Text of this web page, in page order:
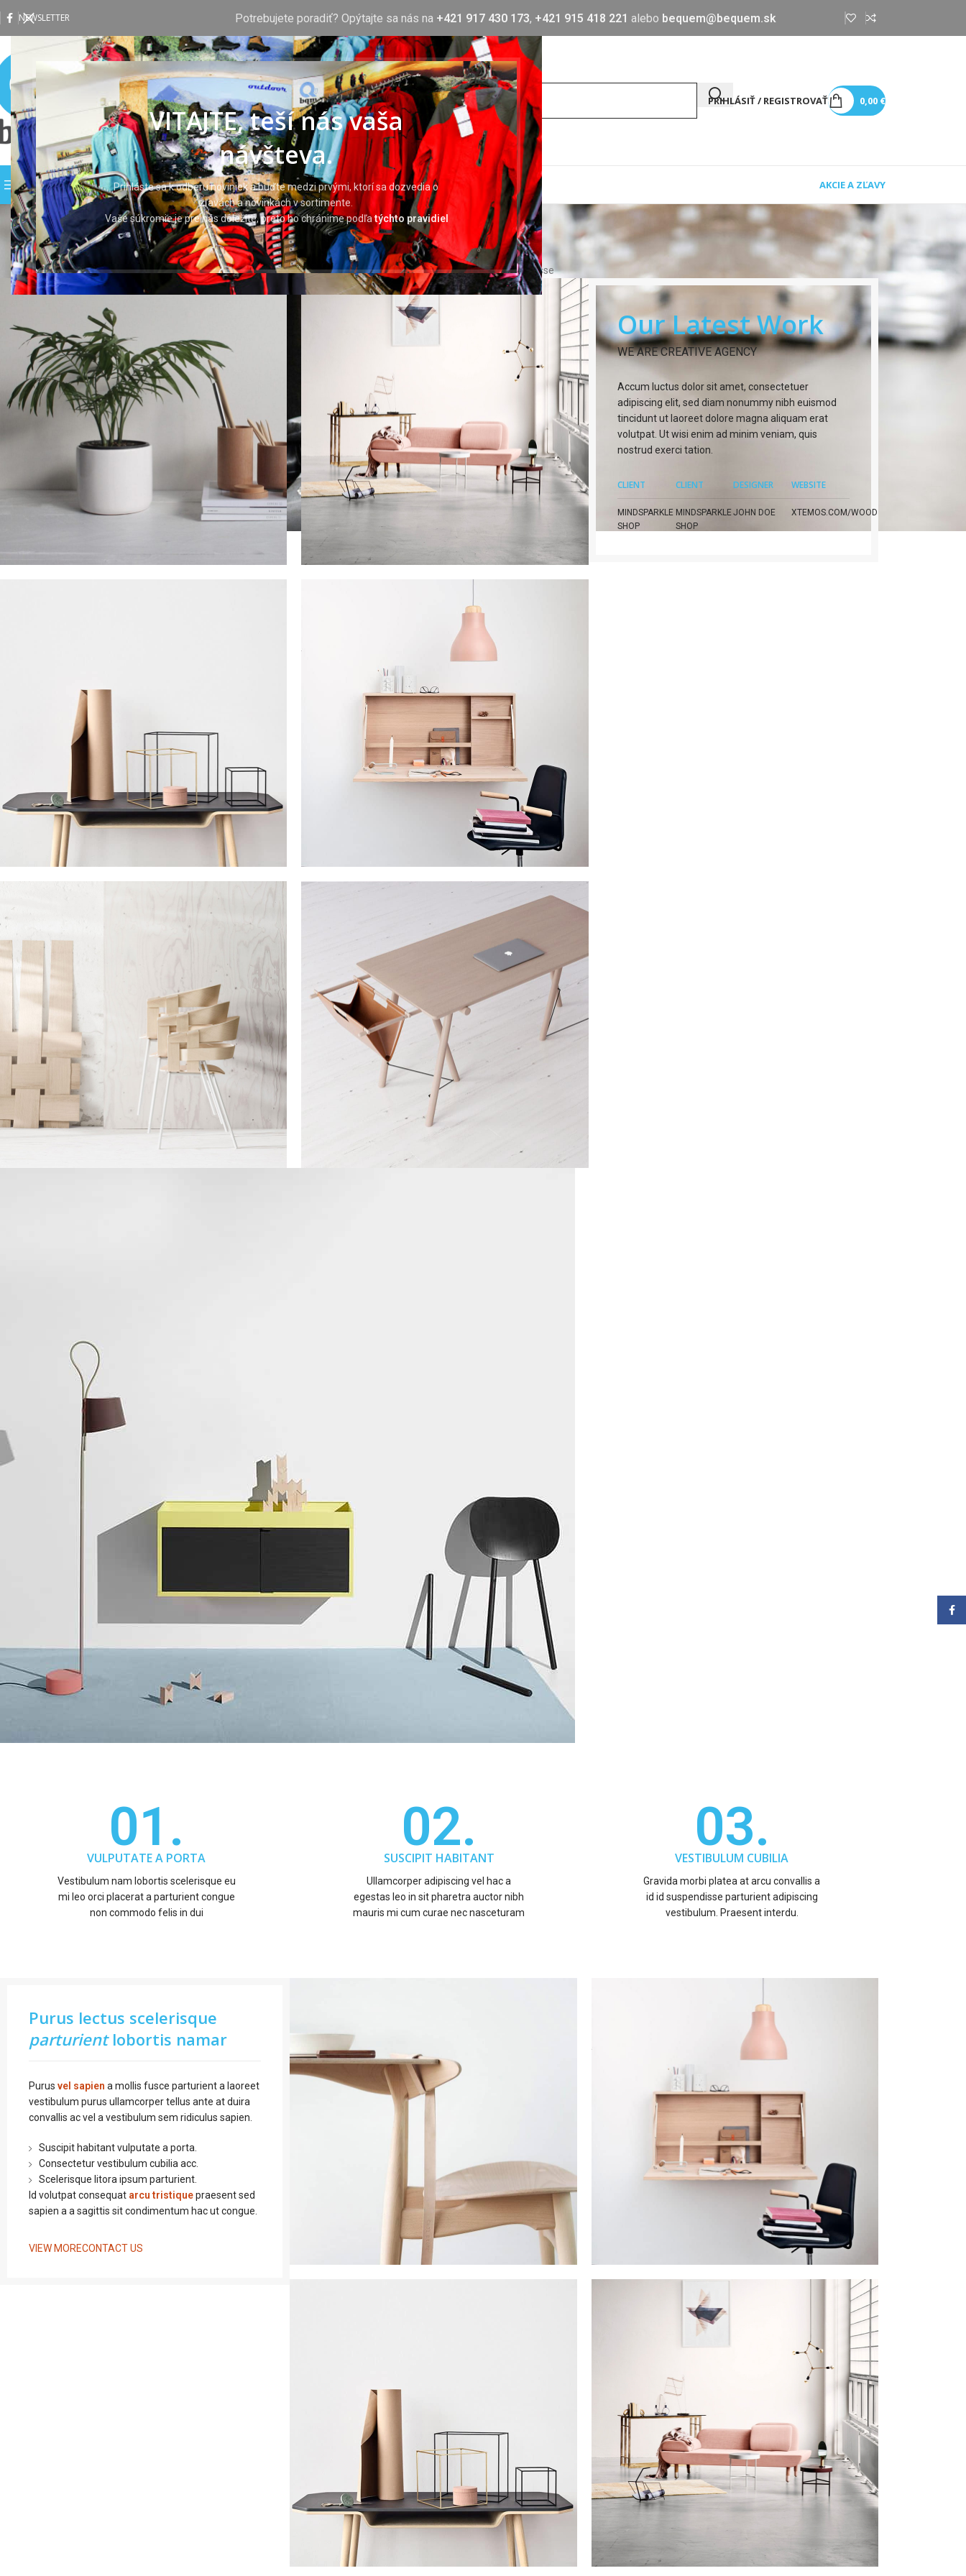
VITAJTE, teší nás vaša
návšteva.
Prihláste sa k odberu noviniek a buďte medzi prvými, ktorí sa dozvedia o
zľavách a novinkách v sortimente.
Vaše súkromie je pre nás dôležité, preto ho chránime podľatýchto pravidiel
NEWSLETTER Potrebujete poradiť? Opýtajte sa nás na +421 917 430 173, +421 915 418 221 alebo bequem@bequem.sk
PRIHLÁSIŤ / REGISTROVAŤ 0,00 €
PREHLIADAŤ KATEGÓRIE DOMOVOBCHODVLASTNÁ POTLAČ BLOGO NÁSKONTAKT AKCIE A ZĽAVY
Portfolio
Domov Portfolio Et vestibulum quis a suspendisse
Our Latest Work
WE ARE CREATIVE AGENCY
Accum luctus dolor sit amet, consectetuer
adipiscing elit, sed diam nonummy nibh euismod
tincidunt ut laoreet dolore magna aliquam erat
volutpat. Ut wisi enim ad minim veniam, quis
nostrud exerci tation.
CLIENT
MINDSPARKLE
SHOP
CLIENT
MINDSPARKLE
SHOP
DESIGNER
JOHN DOE
WEBSITE
XTEMOS.COM/WOOD
01.
VULPUTATE A PORTA
Vestibulum nam lobortis scelerisque eu
mi leo orci placerat a parturient congue
non commodo felis in dui
02.
SUSCIPIT HABITANT
Ullamcorper adipiscing vel hac a
egestas leo in sit pharetra auctor nibh
mauris mi cum curae nec nasceturam
03.
VESTIBULUM CUBILIA
Gravida morbi platea at arcu convallis a
id id suspendisse parturient adipiscing
vestibulum. Praesent interdu.
Purus lectus scelerisque
parturientlobortis namar
Purus vel sapien a mollis fusce parturient a laoreet
vestibulum purus ullamcorper tellus ante at duira
convallis ac vel a vestibulum sem ridiculus sapien.
Suscipit habitant vulputate a porta.
Consectetur vestibulum cubilia acc.
Scelerisque litora ipsum parturient.
Id volutpat consequat arcu tristiquepraesent sed
sapien a a sagittis sit condimentum hac ut congue.
VIEW MORECONTACT US